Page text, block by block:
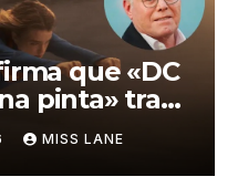
que «DC
pinta» tras
MISS LANE